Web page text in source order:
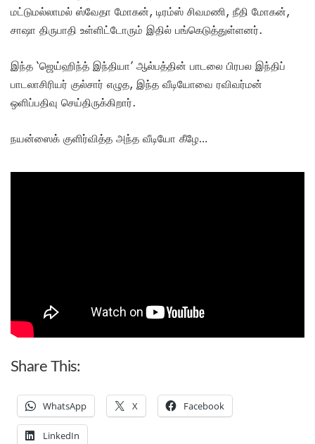
மட்டுமல்லாமல் ஸ்வேதா மோகன், டிரம்ஸ் சிவமணி, நீதி மோகன்,
சாஷா திருபாதி உள்ளிட்டோரும் இதில் பங்கெடுத்துள்ளனர்.
இந்த ‘ஜெய்ஹிந்த் இந்தியா’ ஆல்பத்தின் பாடலை பிரபல இந்திப்
பாடலாசிரியர் குல்சார் எழுத, இந்த வீடியோவை ரவிவர்மன்
ஒளிப்பதிவு செய்திருக்கிறார்.
நயன்ஸைக் குளிர்வித்த அந்த வீடியோ கீழே…
Share This:
WhatsApp X Facebook
LinkedIn